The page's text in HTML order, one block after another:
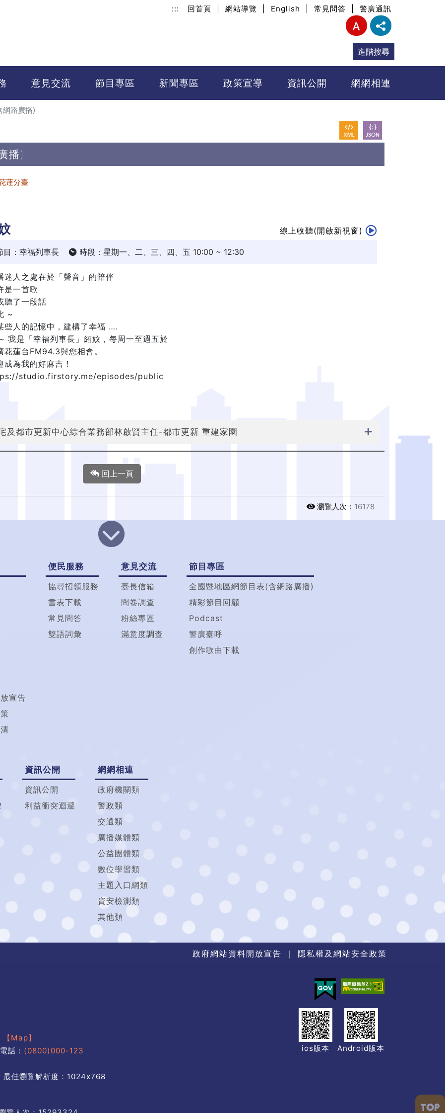
::: 回首頁 網站導覽 English 常見問答 警廣通訊
進階搜尋
意見交流 節目專區 新聞專區 政策宣導 資訊公開 網網相連
網路廣播)
播)
蓮分臺
線上收聽(開啟新視窗)
目：幸福列車長 時段：星期一、二、三、四、五 10:00 ~ 12:30
迷人之處在於「聲音」的陪伴
是一首歌
聽了一段話
~
些人的記憶中，建構了幸福 ….
我是「幸福列車長」紹妏，每周一至週五於
花蓮台FM94.3與您相會。
成為我的好麻吉！
studio.firstory.me/episodes/public
及都市更新中心綜合業務部林啟賢主任-都市更新 重建家園
回上一頁
瀏覽人次： 16178
宣告
便民服務
協尋招領服務
書表下載
常見問答
雙語詞彙
意見交流
臺長信箱
問卷調查
粉絲專區
滿意度調查
節目專區
全國暨地區網節目表(含網路廣播)
精彩節目回顧
Podcast
警廣臺呼
創作歌曲下載
資訊公開
資訊公開
利益衝突迴避
網網相連
政府機關類
警政類
交通類
廣播媒體類
公益團體類
數位學習類
主題入口網類
資安檢測類
其他類
政府網站資料開放宣告 ｜ 隱私權及網站安全政策
【Map】
話： (0800)000-123
佳瀏覽解析度：1024x768
ios版本 Android版本